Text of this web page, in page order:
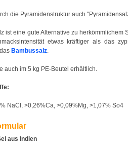
die Pyramidenstruktur auch
ist eine gute Alternative zu herkömmlichem
etwas kräftiger als das
Bambussalz.
auch im 5 kg PE-Beutel erhältlich.
NaCl, >0,26%Ca, >0,09%Mg, >1,07% So4
aus Indien